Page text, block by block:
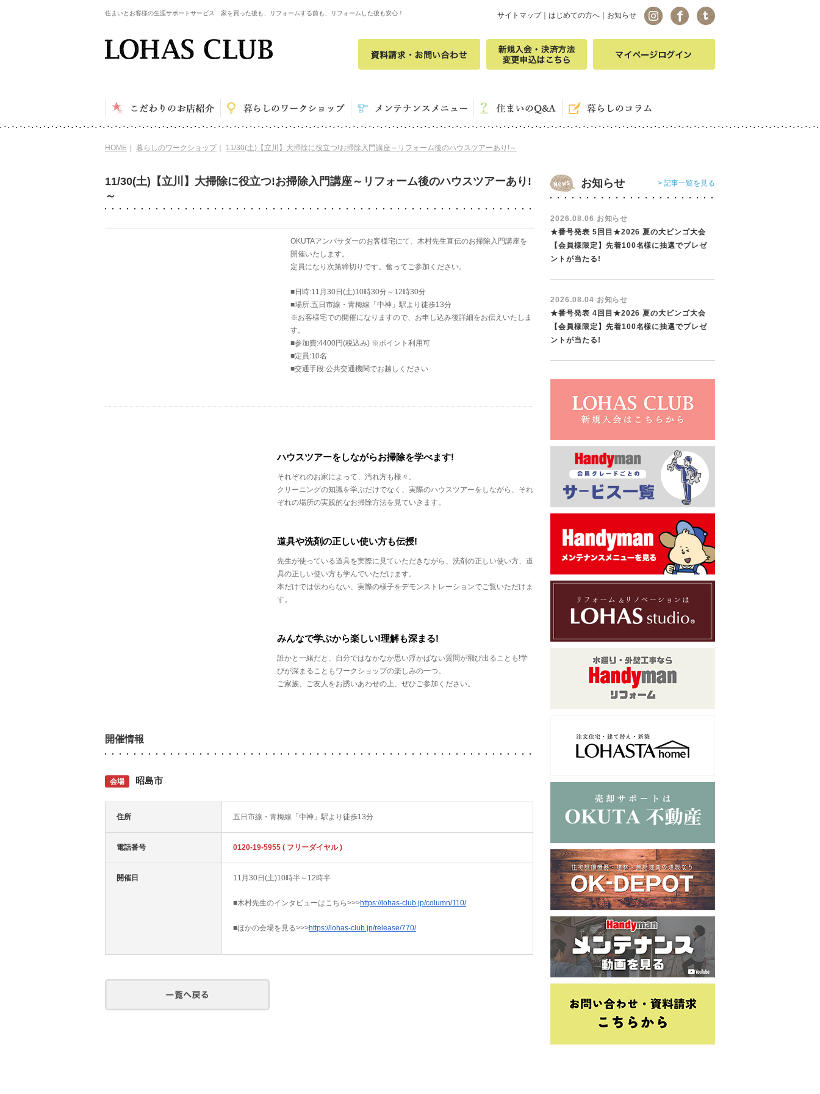
住まいとお客様の生涯サポートサービス 家を買った後も、リフォームする前も、リフォームした後も安心！ サイトマップ｜ はじめての方へ お知らせ
HOME 暮らしのワークショップ 11/30(土)【立川】大掃除に役立つ!お掃除入門講座～リフォーム後のハウスツアーあり!～
11/30(土)【立川】大掃除に役立つ!お掃除入門講座～リフォーム後のハウスツアーあり!
～
OKUTAアンバサダーのお客様宅にて、木村先生直伝のお掃除入門講座を
開催いたします。
定員になり次第締切りです。奮ってご参加ください。
■日時:11月30日(土)10時30分～12時30分
■場所:五日市線・青梅線「中神」駅より徒歩13分
※お客様宅での開催になりますので、お申し込み後詳細をお伝えいたしま
す。
■参加費:4400円(税込み) ※ポイント利用可
■定員:10名
■交通手段:公共交通機関でお越しください
ハウスツアーをしながらお掃除を学べます!
それぞれのお家によって、汚れ方も様々。
クリーニングの知識を学ぶだけでなく、実際のハウスツアーをしながら、それ
ぞれの場所の実践的なお掃除方法を見ていきます。
道具や洗剤の正しい使い方も伝授!
先生が使っている道具を実際に見ていただきながら、洗剤の正しい使い方、道
具の正しい使い方も学んでいただけます。
本だけでは伝わらない、実際の様子をデモンストレーションでご覧いただけま
す。
みんなで学ぶから楽しい!理解も深まる!
誰かと一緒だと、自分ではなかなか思い浮かばない質問が飛び出ることも!学
びが深まることもワークショップの楽しみの一つ。
ご家族、ご友人をお誘いあわせの上、ぜひご参加ください。
開催情報
会場 昭島市
住所 五日市線・青梅線「中神」駅より徒歩13分
電話番号 0120-19-5955 ( フリーダイヤル )
開催日 11月30日(土)10時半～12時半
■木村先生のインタビューはこちら>>>https://lohas-club.jp/column/110/
■ほかの会場を見る>>>https://lohas-club.jp/release/770/
お知らせ > 記事一覧を見る
2026.08.06 お知らせ
★番号発表 5回目★2026 夏の大ビンゴ大会
【会員様限定】先着100名様に抽選でプレゼ
ントが当たる!
2026.08.04 お知らせ
★番号発表 4回目★2026 夏の大ビンゴ大会
【会員様限定】先着100名様に抽選でプレゼ
ントが当たる!